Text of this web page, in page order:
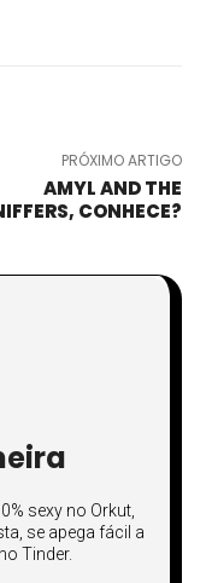
PRÓXIMO ARTIGO
AMYL AND THE
CONHECE?
sexy no Orkut,
se apega fácil a
Tinder.